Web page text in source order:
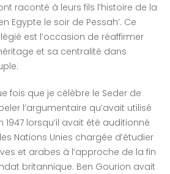
raconté à leurs fils l’histoire de la
Egypte le soir de Pessah’. Ce
est l’occasion de réaffirmer
et sa centralité dans
fois que je célèbre le Seder de
l’argumentaire qu’avait utilisé
1947 lorsqu’il avait été auditionné
Nations Unies chargée d’étudier
et arabes à l’approche de la fin
britannique. Ben Gourion avait